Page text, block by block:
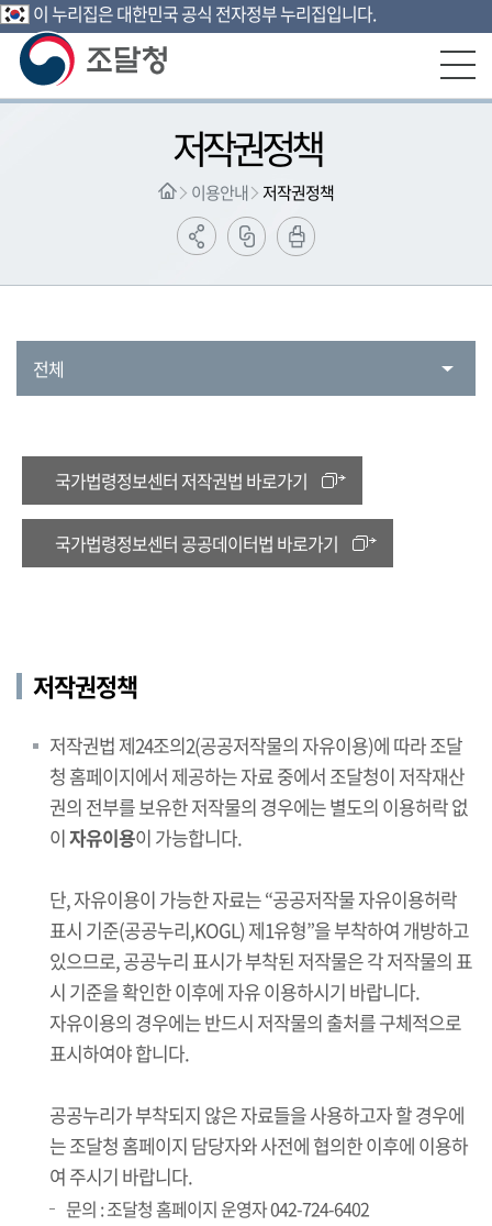
본문영역 바로가기
메인메뉴 바로가기
하단링크 바로가기
이 누리집은 대한민국 공식 전자정부 누리집입니다.
저작권정책
이용안내 저작권정책
전체
국가법령정보센터 저작권법 바로가기
국가법령정보센터 공공데이터법 바로가기
저작권정책
저작권법 제24조의2(공공저작물의 자유이용)에 따라 조달
청 홈페이지에서 제공하는 자료 중에서 조달청이 저작재산
권의 전부를 보유한 저작물의 경우에는 별도의 이용허락 없
이자유이용이 가능합니다.
단, 자유이용이 가능한 자료는 “공공저작물 자유이용허락
표시 기준(공공누리,KOGL) 제1유형”을 부착하여 개방하고
있으므로, 공공누리 표시가 부착된 저작물은 각 저작물의 표
시 기준을 확인한 이후에 자유 이용하시기 바랍니다.
자유이용의 경우에는 반드시 저작물의 출처를 구체적으로
표시하여야 합니다.
공공누리가 부착되지 않은 자료들을 사용하고자 할 경우에
는 조달청 홈페이지 담당자와 사전에 협의한 이후에 이용하
여 주시기 바랍니다.
문의 : 조달청 홈페이지 운영자 042-724-6402